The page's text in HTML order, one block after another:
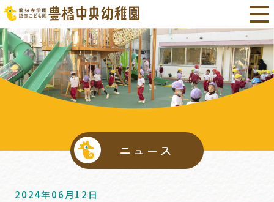
ニュース
2024年06月12日